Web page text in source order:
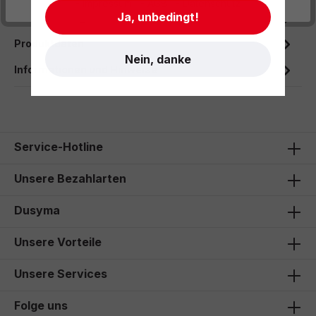
Beschreibung
Produktdaten
Informationen und Hinweise
Service-Hotline
Unsere Bezahlarten
Dusyma
Unsere Vorteile
Unsere Services
Folge uns
- Impressum - AGB - Datenschutz
Ja, unbedingt!
Nein, danke